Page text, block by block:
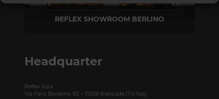
REFLEX SHOWROOM BERLINO
Headquarter
Reflex S.p.a.
Via Paris Bordone, 82 – 31056 Biancade (TV) Italy